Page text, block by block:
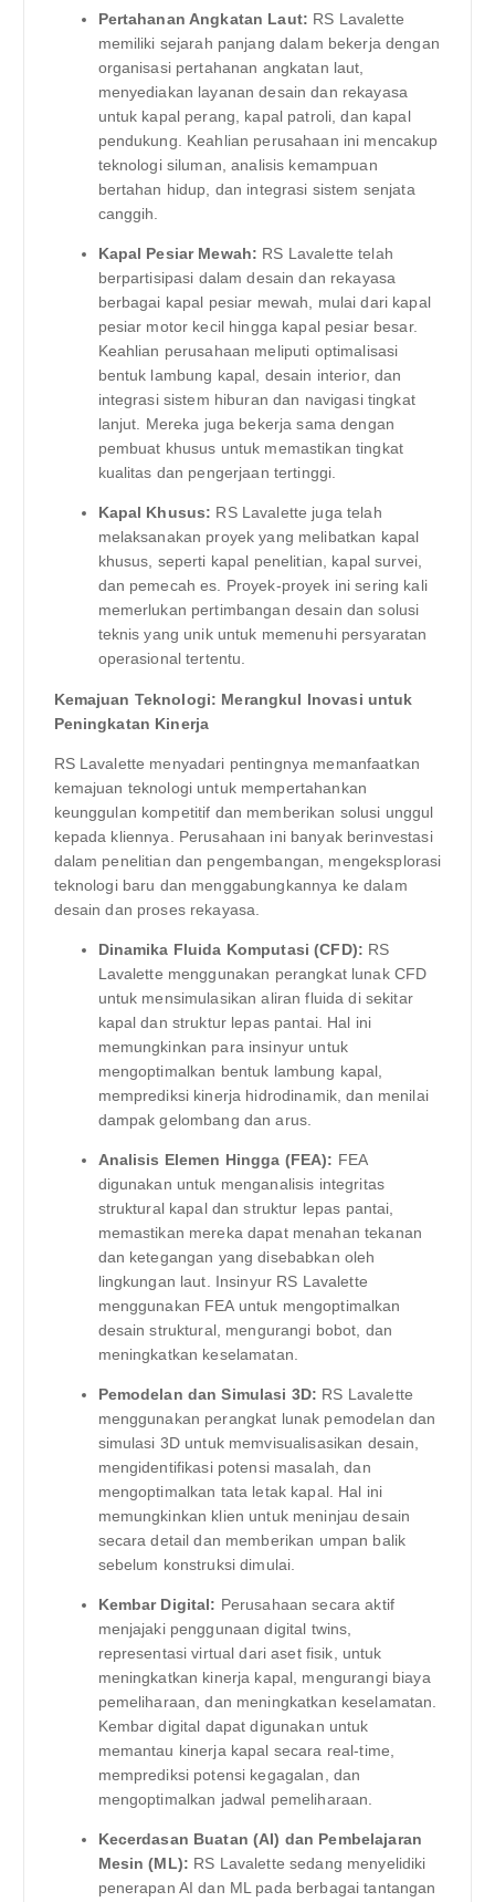
Pertahanan Angkatan Laut: RS Lavalette
memiliki sejarah panjang dalam bekerja dengan
organisasi pertahanan angkatan laut,
menyediakan layanan desain dan rekayasa
untuk kapal perang, kapal patroli, dan kapal
pendukung. Keahlian perusahaan ini mencakup
teknologi siluman, analisis kemampuan
bertahan hidup, dan integrasi sistem senjata
canggih.
Kapal Pesiar Mewah: RS Lavalette telah
berpartisipasi dalam desain dan rekayasa
berbagai kapal pesiar mewah, mulai dari kapal
pesiar motor kecil hingga kapal pesiar besar.
Keahlian perusahaan meliputi optimalisasi
bentuk lambung kapal, desain interior, dan
integrasi sistem hiburan dan navigasi tingkat
lanjut. Mereka juga bekerja sama dengan
pembuat khusus untuk memastikan tingkat
kualitas dan pengerjaan tertinggi.
Kapal Khusus: RS Lavalette juga telah
melaksanakan proyek yang melibatkan kapal
khusus, seperti kapal penelitian, kapal survei,
dan pemecah es. Proyek-proyek ini sering kali
memerlukan pertimbangan desain dan solusi
teknis yang unik untuk memenuhi persyaratan
operasional tertentu.
Kemajuan Teknologi: Merangkul Inovasi untuk
Peningkatan Kinerja
RS Lavalette menyadari pentingnya memanfaatkan
kemajuan teknologi untuk mempertahankan
keunggulan kompetitif dan memberikan solusi unggul
kepada kliennya. Perusahaan ini banyak berinvestasi
dalam penelitian dan pengembangan, mengeksplorasi
teknologi baru dan menggabungkannya ke dalam
desain dan proses rekayasa.
Dinamika Fluida Komputasi (CFD): RS
Lavalette menggunakan perangkat lunak CFD
untuk mensimulasikan aliran fluida di sekitar
kapal dan struktur lepas pantai. Hal ini
memungkinkan para insinyur untuk
mengoptimalkan bentuk lambung kapal,
memprediksi kinerja hidrodinamik, dan menilai
dampak gelombang dan arus.
Analisis Elemen Hingga (FEA): FEA
digunakan untuk menganalisis integritas
struktural kapal dan struktur lepas pantai,
memastikan mereka dapat menahan tekanan
dan ketegangan yang disebabkan oleh
lingkungan laut. Insinyur RS Lavalette
menggunakan FEA untuk mengoptimalkan
desain struktural, mengurangi bobot, dan
meningkatkan keselamatan.
Pemodelan dan Simulasi 3D: RS Lavalette
menggunakan perangkat lunak pemodelan dan
simulasi 3D untuk memvisualisasikan desain,
mengidentifikasi potensi masalah, dan
mengoptimalkan tata letak kapal. Hal ini
memungkinkan klien untuk meninjau desain
secara detail dan memberikan umpan balik
sebelum konstruksi dimulai.
Kembar Digital: Perusahaan secara aktif
menjajaki penggunaan digital twins,
representasi virtual dari aset fisik, untuk
meningkatkan kinerja kapal, mengurangi biaya
pemeliharaan, dan meningkatkan keselamatan.
Kembar digital dapat digunakan untuk
memantau kinerja kapal secara real-time,
memprediksi potensi kegagalan, dan
mengoptimalkan jadwal pemeliharaan.
Kecerdasan Buatan (AI) dan Pembelajaran
Mesin (ML): RS Lavalette sedang menyelidiki
penerapan AI dan ML pada berbagai tantangan